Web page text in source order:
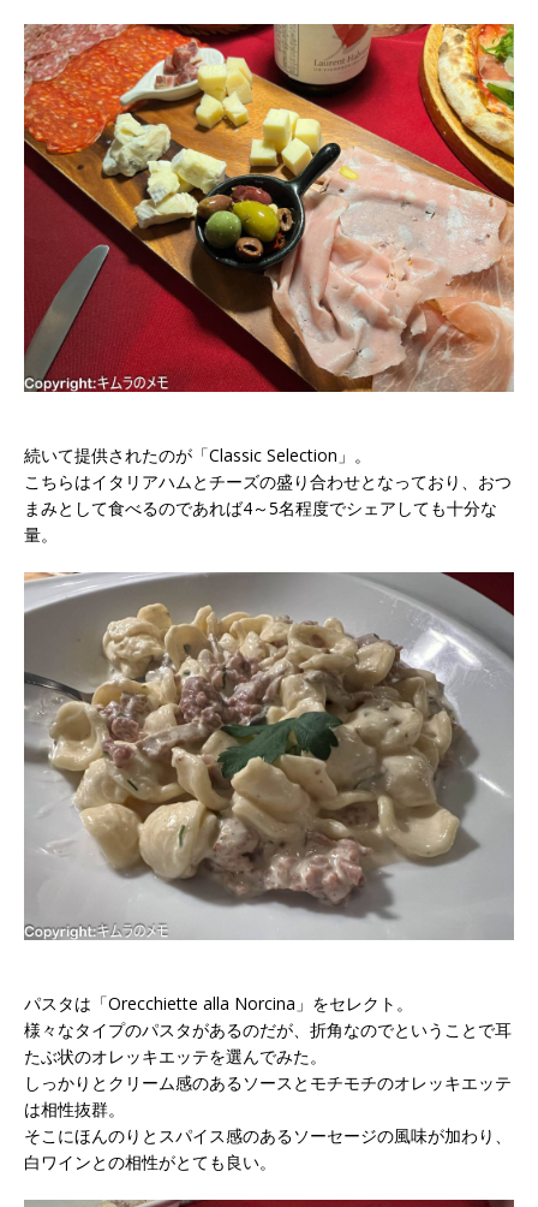
続いて提供されたのが「Classic Selection」。
こちらはイタリアハムとチーズの盛り合わせとなっており、おつ
まみとして食べるのであれば4～5名程度でシェアしても十分な
量。
パスタは「Orecchiette alla Norcina」をセレクト。
様々なタイプのパスタがあるのだが、折角なのでということで耳
たぶ状のオレッキエッテを選んでみた。
しっかりとクリーム感のあるソースとモチモチのオレッキエッテ
は相性抜群。
そこにほんのりとスパイス感のあるソーセージの風味が加わり、
白ワインとの相性がとても良い。